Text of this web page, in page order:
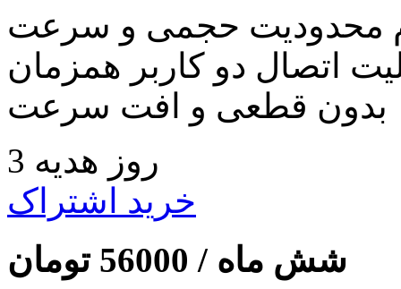
محدودیت حجمی و سرعت
اتصال دو کاربر همزمان
بدون قطعی و افت سرعت
3 روز هدیه
خرید اشتراک
شش ماه / 56000 تومان